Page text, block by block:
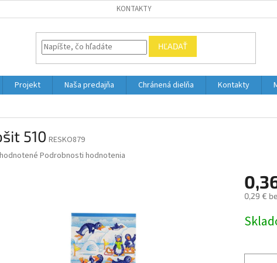
KONTAKTY
HĽADAŤ
Projekt Naša predajňa Chránená dielňa Kontakty
510 RESKO879
Podrobnosti hodnotenia
0,29 €
cena: